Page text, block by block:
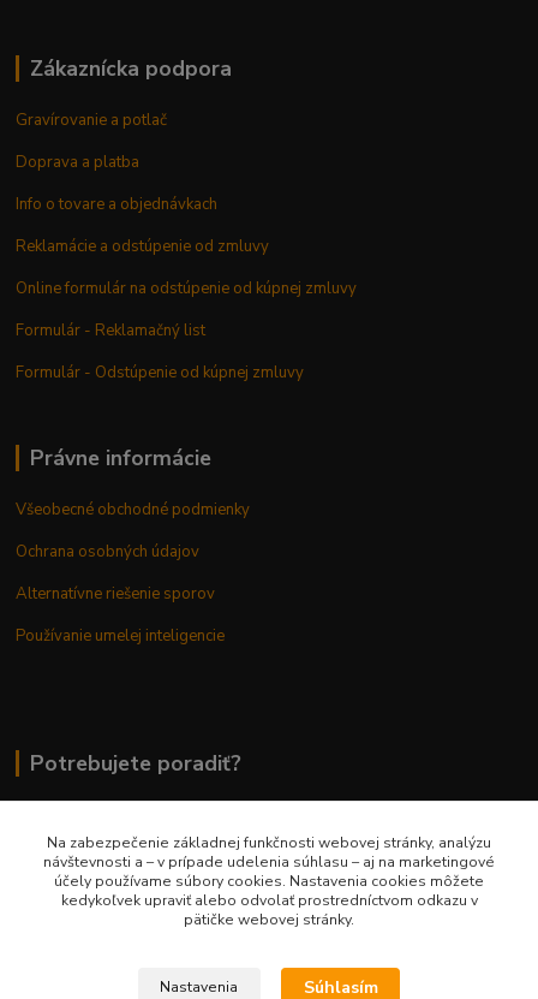
Zákaznícka podpora
Gravírovanie a potlač
Doprava a platba
Info o tovare a objednávkach
Reklamácie a odstúpenie od zmluvy
Online formulár na odstúpenie od kúpnej zmluvy
Formulár - Reklamačný list
Formulár - Odstúpenie od kúpnej zmluvy
Právne informácie
Všeobecné obchodné podmienky
Ochrana osobných údajov
Alternatívne riešenie sporov
Používanie umelej inteligencie
Potrebujete poradiť?
0948 236 042
info@margaretkashop.sk
Na zabezpečenie základnej funkčnosti webovej stránky, analýzu
návštevnosti a – v prípade udelenia súhlasu – aj na marketingové
účely používame súbory cookies. Nastavenia cookies môžete
kedykoľvek upraviť alebo odvolať prostredníctvom odkazu v
pätičke webovej stránky.
Nastavenia Súhlasím